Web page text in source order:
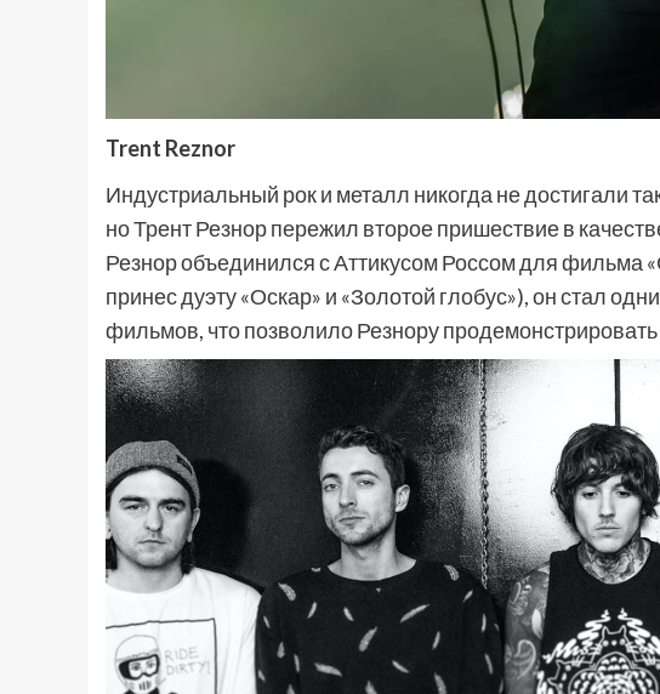
Trent Reznor
Индустриальный рок и металл никогда не достигали
но Трент Резнор пережил второе пришествие в
Резнор объединился с Аттикусом Россом для фильма
принес дуэту «Оскар» и «Золотой глобус»), он стал
фильмов, что позволило Резнору